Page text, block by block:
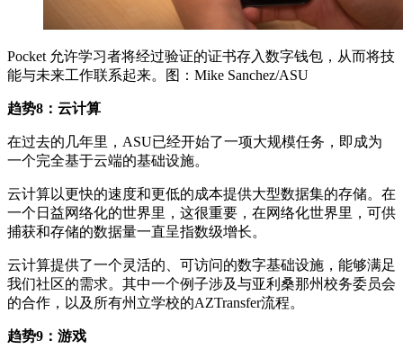
Pocket 允许学习者将经过验证的证书存入数字钱包，从而将技
能与未来工作联系起来。图：Mike Sanchez/ASU
趋势8：云计算
在过去的几年里，ASU已经开始了一项大规模任务，即成为
一个完全基于云端的基础设施。
云计算以更快的速度和更低的成本提供大型数据集的存储。在
一个日益网络化的世界里，这很重要，在网络化世界里，可供
捕获和存储的数据量一直呈指数级增长。
云计算提供了一个灵活的、可访问的数字基础设施，能够满足
我们社区的需求。其中一个例子涉及与亚利桑那州校务委员会
的合作，以及所有州立学校的AZTransfer流程。
趋势9：游戏